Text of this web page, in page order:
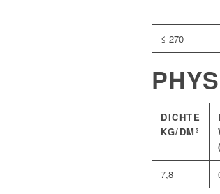
≤ 270
DICHTE
KG/DM³
7,8